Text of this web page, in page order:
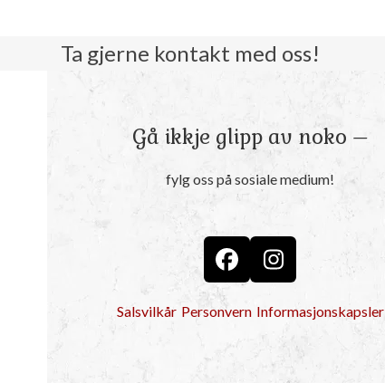
Ta gjerne kontakt med oss!
Gå ikkje glipp av noko –
fylg oss på sosiale medium!
FacebookInstagram
Salsvilkår Personvern Informasjonskapsler